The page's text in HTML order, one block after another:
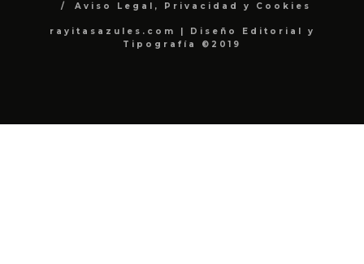
Aviso Legal, Privacidad y Cookies
rayitasazules.com | Diseño Editorial y
Tipografía ©2019